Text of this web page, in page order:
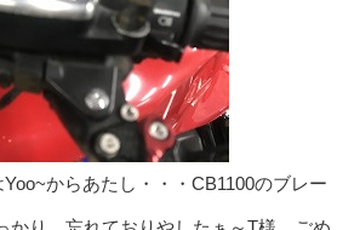
からあたし・・・CB1100のブレー